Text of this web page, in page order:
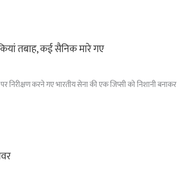
तबाह, कई सैनिक मारे गए
करने गए भारतीय सेना की एक जिप्सी को निशानी बनाकर